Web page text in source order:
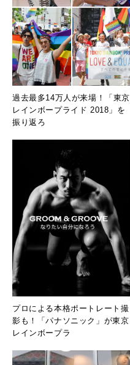
過去最多14万人が来場！「東京
レインボープライド 2018」を
振り返ろ
プロによる本格ポートレート撮
影も！「パナソニック」が東京
レインボープラ